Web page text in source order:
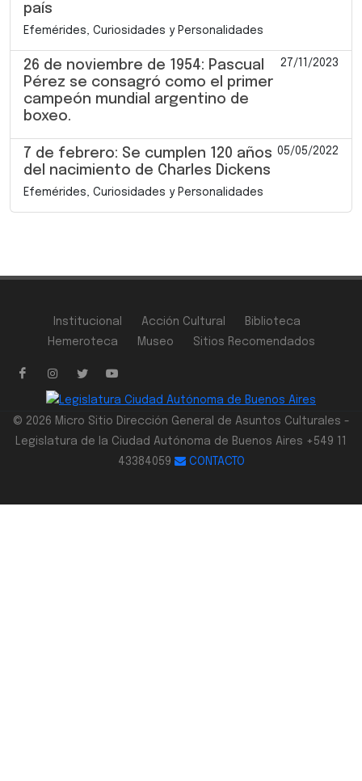
país
Efemérides, Curiosidades y Personalidades
26 de noviembre de 1954: Pascual
Pérez se consagró como el primer
campeón mundial argentino de
boxeo.
27/11/2023
7 de febrero: Se cumplen 120 años
del nacimiento de Charles Dickens
05/05/2022
Efemérides, Curiosidades y Personalidades
Institucional Acción Cultural
Biblioteca
Hemeroteca
Museo Sitios Recomendados
© 2026 Micro Sitio Dirección General de Asuntos Culturales -
Legislatura de la Ciudad Autónoma de Buenos Aires +549 11
43384059
CONTACTO